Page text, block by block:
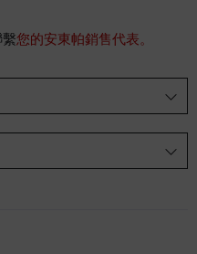
您的安東帕銷售代表。